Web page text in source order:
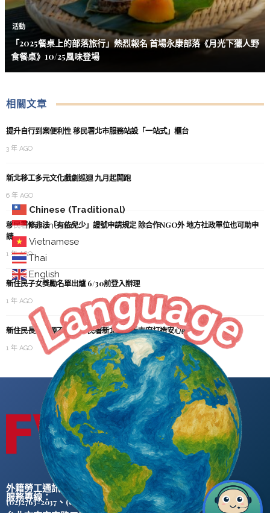
Chinese (Traditional)
Indonesian
Vietnamese
Thai
English
活動
「2025餐桌上的部落旅行」熱烈報名 首場永康部落《月光下獵人野
食餐桌》10/25風味登場
相關文章
提升自行到案便利性 移民署北市服務站設「一站式」櫃台
3 年 AGO
新北移工多元文化戲劇巡迴 九月起開跑
6 年 AGO
移民署修非法「有依兒少」證號申請規定 除合作NGO外 地方社政單位也可助申
請
1 年 AGO
新住民子女獎勵名單出爐 6/30前登入辦理
1 年 AGO
新住民長照資源不漏接 移民署新北站攜手市府打造安心照護網
1 年 AGO
外籍勞工通訊社版權所有 ©
服務專線：
(02)2763-2037 、(02)2765-0906